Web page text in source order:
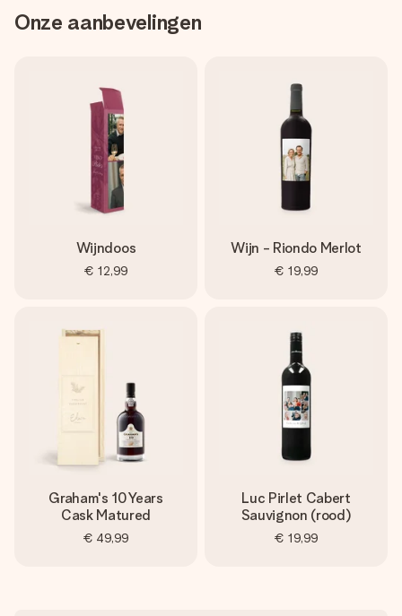
Onze aanbevelingen
Wijndoos
€ 12,99
Wijn - Riondo Merlot
€ 19,99
Graham's 10 Years
Cask Matured
€ 49,99
Luc Pirlet Cabert
Sauvignon (rood)
€ 19,99